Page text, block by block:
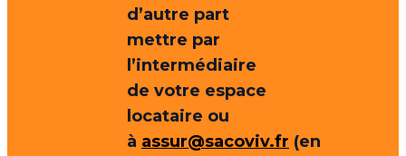
d’autre part
mettre par
l’intermédiaire
de votre espace
locataire ou
à assur@sacoviv.fr (en